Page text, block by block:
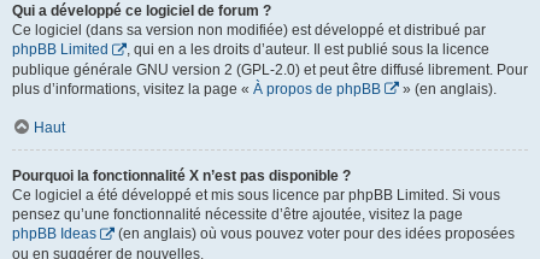
Qui a développé ce logiciel de forum ?
Ce logiciel (dans sa version non modifiée) est développé et distribué par
phpBB Limited
, qui en a les droits d’auteur. Il est publié sous la licence
publique générale GNU version 2 (GPL-2.0) et peut être diffusé librement. Pour
plus d’informations, visitez la page « À propos de phpBB » (en anglais).
Haut
Pourquoi la fonctionnalité X n’est pas disponible ?
Ce logiciel a été développé et mis sous licence par phpBB Limited. Si vous
pensez qu’une fonctionnalité nécessite d’être ajoutée, visitez la page
phpBB Ideas
(en anglais) où vous pouvez voter pour des idées proposées
ou en suggérer de nouvelles.